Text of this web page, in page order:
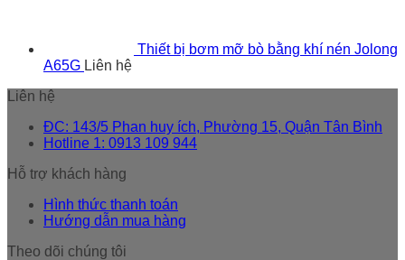
Thiết bị bơm mỡ bò bằng khí nén Jolong
A65G Liên hệ
Liên hệ
ĐC: 143/5 Phan huy ích, Phường 15, Quận Tân Bình
Hotline 1: 0913 109 944
Hỗ trợ khách hàng
Hình thức thanh toán
Hướng dẫn mua hàng
Theo dõi chúng tôi